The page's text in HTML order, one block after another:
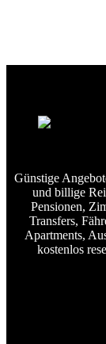
Günstige
und billige
Pensionen,
Transfers,
Apartments,
kostenlos